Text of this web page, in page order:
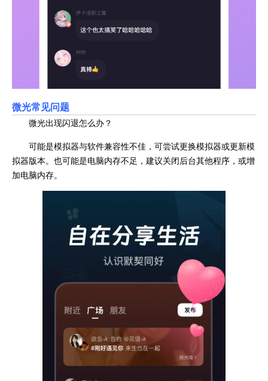
微光常见问题
微光出现闪退怎么办？
可能是模拟器与软件兼容性不佳，可尝试更换模拟器或更新模
拟器版本。也可能是电脑内存不足，建议关闭后台其他程序，或增
加电脑内存。